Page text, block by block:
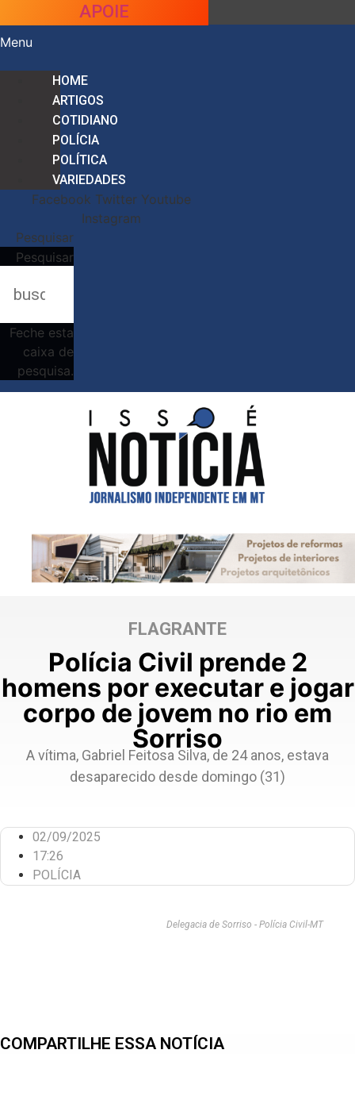
APOIE
Menu
HOME
ARTIGOS
COTIDIANO
POLÍCIA
POLÍTICA
VARIEDADES
Facebook Twitter Youtube
Instagram
Pesquisar
Pesquisar
Feche esta
caixa de
pesquisa.
FLAGRANTE
Polícia Civil prende 2
homens por executar e jogar
corpo de jovem no rio em
Sorriso
A vítima, Gabriel Feitosa Silva, de 24 anos, estava
desaparecido desde domingo (31)
02/09/2025
17:26
POLÍCIA
Delegacia de Sorriso - Polícia Civil-MT
COMPARTILHE ESSA NOTÍCIA